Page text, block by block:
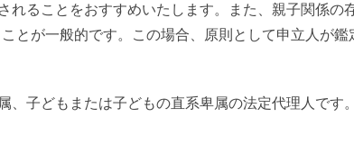
れることをおすすめいたします。また、親子関係の
とが一般的です。この場合、原則として申立人が鑑
子どもまたは子どもの直系卑属の法定代理人です。